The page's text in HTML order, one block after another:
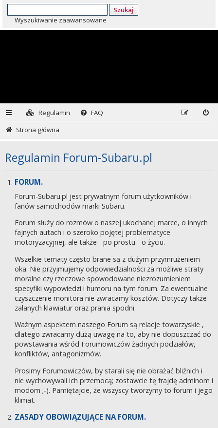
Szukaj
Wyszukiwanie zaawansowane
Regulamin
FAQ
Strona główna
Regulamin Forum-Subaru.pl
FORUM.
Forum-Subaru.pl jest prywatnym forum użytkowników i
fanów samochodów marki Subaru.
Forum służy do rozmów o naszej ukochanej marce, o innych
fajnych autach i o szeroko pojętej problematyce
motoryzacyjnej, ale także - po prostu - o życiu.
Wszelkie tematy często brane są z dużym przymrużeniem
oka. Nie przyjmujemy odpowiedzialności za możliwe straty
moralne czy rzeczowe spowodowane niezrozumieniem
specyfiki wypowiedzi i humoru na tym forum. Za ewentualne
czyszczenie monitora nie zwracamy kosztów. Dotyczy także
zalanych klawiatur oraz prania spodni.
Ważnym aspektem naszego Forum są relacje towarzyskie ,
dlatego zwracamy dużą uwagę na to, aby nie dopuszczać do
powstawania wśród Forumowiczów żadnych podziałów,
konfliktów, antagonizmów.
Prosimy Forumowiczów, by starali się nie obrażać bliźnich i
nie wychowywali ich przemocą; zostawcie tę frajdę adminom i
modom ;-). Pamiętajcie, że wszyscy tworzymy to forum i jego
klimat.
ZASADY OBOWIĄZUJĄCE NA FORUM.